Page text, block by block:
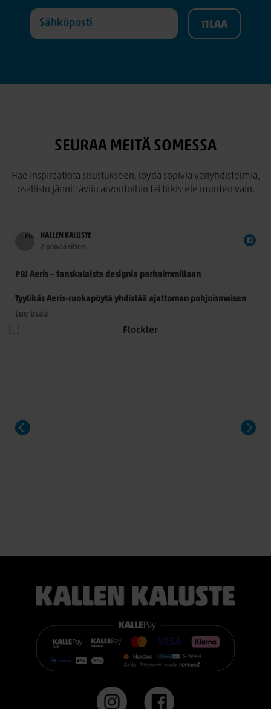
SEURAA MEITÄ SOMESSA
Hae inspiraatiota sisustukseen, löydä sopivia väriyhdistelmiä,
osallistu jännittäviin arvontoihin tai tirkistele muuten vain.
KALLEN KALUSTE
2 päivää sitten
PBJ Aeris – tanskalaista designia parhaimmillaan
Tyylikäs Aeris-ruokapöytä yhdistää ajattoman pohjoismaisen
muotoilun ja käytännöllisyyden. Morten Svendsenin
suunnittelemassa pöydässä on kauniisti muotoillut
massiivitammijalat ja useita laadukkaita kansivaihtoehtoja.
illallisiin.
Lue lisää